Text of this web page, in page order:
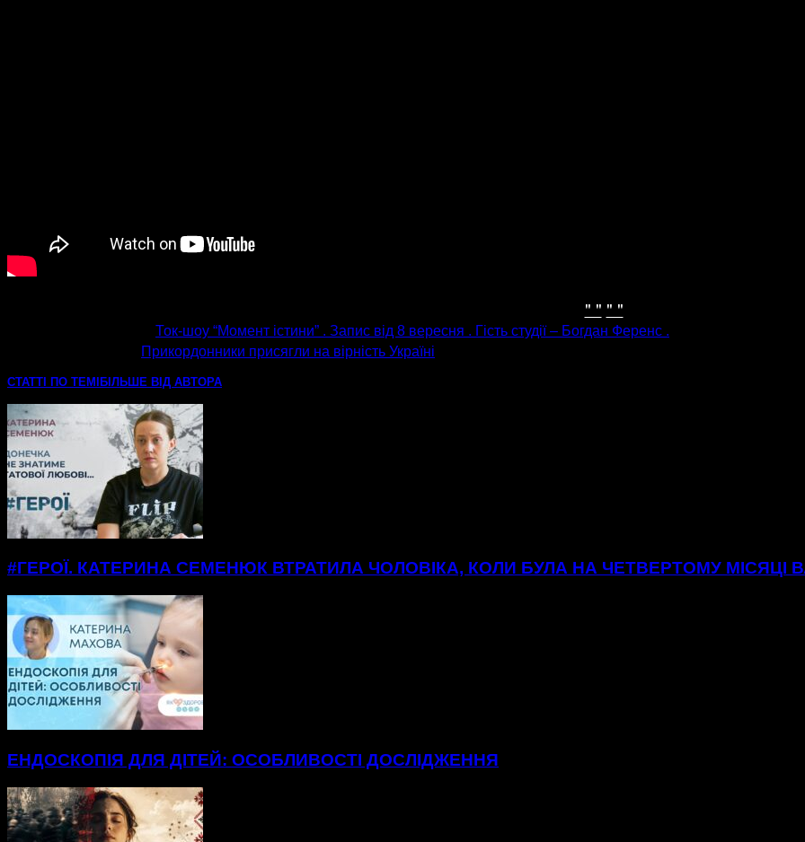
" " " "
Ток-шоу “Момент істини” . Запис від 8 вересня . Гість студії – Богдан Ференс .
Прикордонники присягли на вірність Україні
СТАТТІ ПО ТЕМІ БІЛЬШЕ ВІД АВТОРА
#ГЕРОЇ. КАТЕРИНА СЕМЕНЮК ВТРАТИЛА ЧОЛОВІКА, КОЛИ БУЛА НА ЧЕТВЕРТОМУ МІСЯЦІ
ЕНДОСКОПІЯ ДЛЯ ДІТЕЙ: ОСОБЛИВОСТІ ДОСЛІДЖЕННЯ